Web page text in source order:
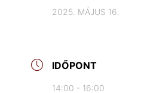
2025. MÁJUS 16.
IDŐPONT
14:00 - 16:00